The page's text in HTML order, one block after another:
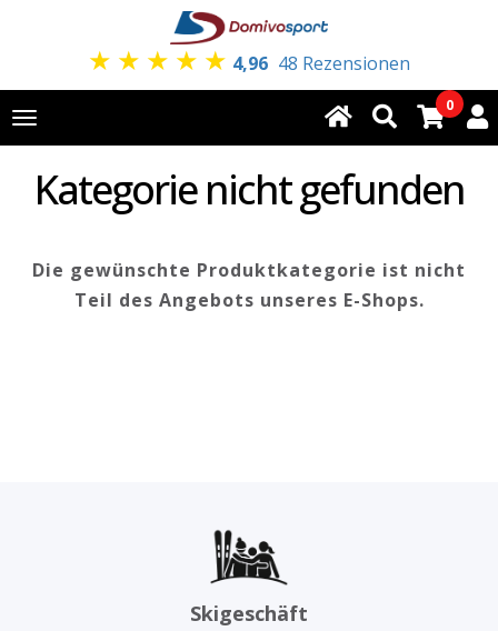
★ ★ ★ ★ ★ 4,96 48 Rezensionen
Toggle
navigation
0
Kategorie nicht gefunden
Die gewünschte Produktkategorie ist nicht
Teil des Angebots unseres E-Shops.
Skigeschäft